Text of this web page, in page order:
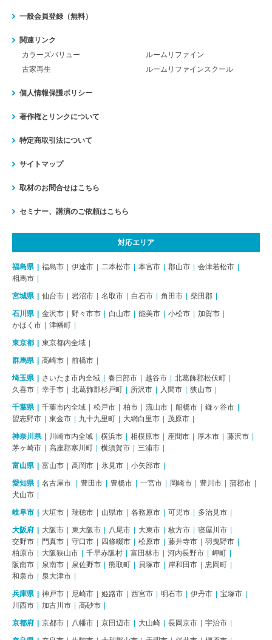
一般会員登録（無料）
関連リンク
カラーズバリュー
ルームリファイン
古家再生
ルームリファインスクール
個人情報保護ポリシー
著作権とリンクについて
特定商取引法について
サイトマップ
取材のお問合せはこちら
セミナー、講演のご依頼はこちら
対応エリア
福島県 福島市 伊達市 二本松市 本宮市 郡山市
会津若松市
相馬市
宮城県 仙台市 岩沼市 名取市 白石市 角田市 柴田郡
石川県 金沢市 野々市市 白山市 能美市 小松市
加賀市
かほく市
津幡町
東京都 東京都内全域
群馬県 高崎市 前橋市
埼玉県 さいたま市内全域 春日部市 越谷市
北葛飾郡松伏町
久喜市
幸手市 北葛飾郡杉戸町 所沢市 入間市 狭山市
千葉県 千葉市内全域 松戸市 柏市 流山市 船橋市
鎌ヶ谷市
習志野市
東金市 九十九里町 大網白里市 茂原市
神奈川県 川崎市内全域 横浜市 相模原市 座間市 厚木市
藤沢市
茅ヶ崎市
高座郡寒川町 横須賀市 三浦市
富山県 富山市 高岡市 氷見市 小矢部市
愛知県 名古屋市 豊田市 豊橋市 一宮市 岡崎市 豊川市
蒲郡市
犬山市
岐阜市 大垣市 瑞穂市 山県市 各務原市 可児市 多治見市
大阪府 大阪市 東大阪市 八尾市 大東市 枚方市
寝屋川市
交野市
門真市 守口市 四條畷市 松原市 藤井寺市
羽曳野市
柏原市
大阪狭山市 千早赤阪村 富田林市 河内長野市
岬町
阪南市
泉南市 泉佐野市 熊取町 貝塚市 岸和田市
忠岡町
和泉市
泉大津市
兵庫県 神戸市 尼崎市 姫路市 西宮市 明石市 伊丹市
宝塚市
川西市
加古川市 高砂市
京都府 京都市 八幡市 京田辺市 大山崎 長岡京市 宇治市